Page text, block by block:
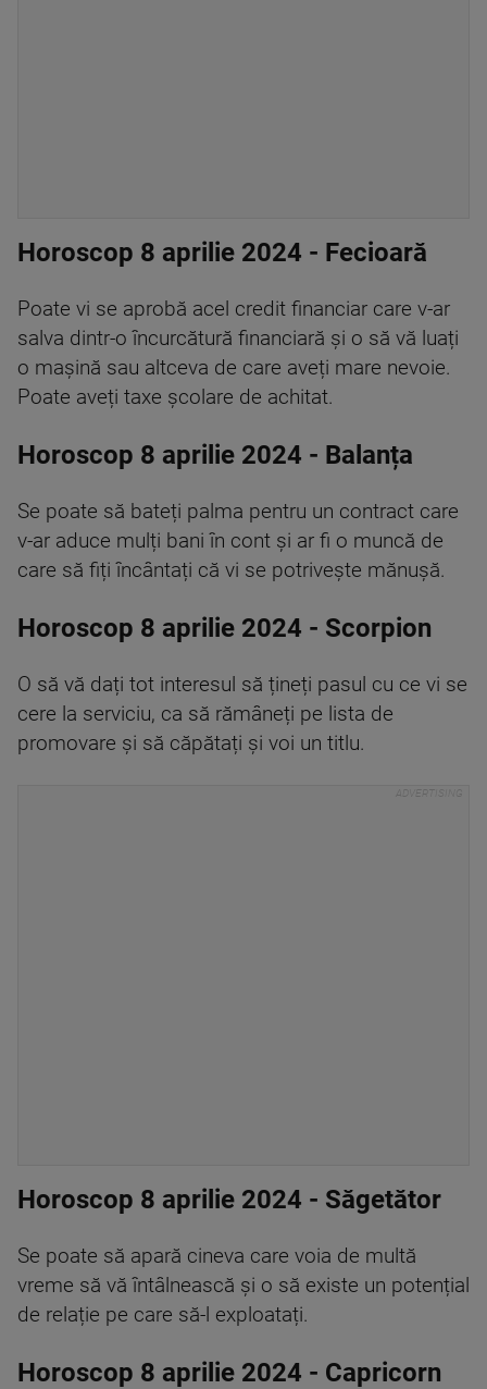
Horoscop 8 aprilie 2024 - Fecioară
Poate vi se aprobă acel credit financiar care v-ar
salva dintr-o încurcătură financiară și o să vă luați
o mașină sau altceva de care aveți mare nevoie.
Poate aveți taxe școlare de achitat.
Horoscop 8 aprilie 2024 - Balanța
Se poate să bateți palma pentru un contract care
v-ar aduce mulți bani în cont și ar fi o muncă de
care să fiți încântați că vi se potrivește mănușă.
Horoscop 8 aprilie 2024 - Scorpion
O să vă dați tot interesul să țineți pasul cu ce vi se
cere la serviciu, ca să rămâneți pe lista de
promovare și să căpătați și voi un titlu.
Horoscop 8 aprilie 2024 - Săgetător
Se poate să apară cineva care voia de multă
vreme să vă întâlnească și o să existe un potențial
de relație pe care să-l exploatați.
Horoscop 8 aprilie 2024 - Capricorn